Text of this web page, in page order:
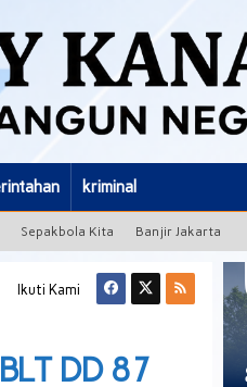
kriminal
Sepakbola Kita Banjir Jakarta
Ikuti Kami
DD 87